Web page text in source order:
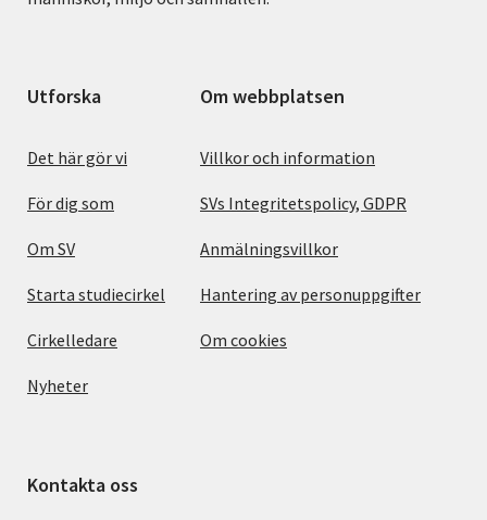
Utforska
Det här gör vi
För dig som
Om SV
Starta studiecirkel
Cirkelledare
Nyheter
Om webbplatsen
Villkor och information
SVs Integritetspolicy, GDPR
Anmälningsvillkor
Hantering av personuppgifter
Om cookies
Kontakta oss